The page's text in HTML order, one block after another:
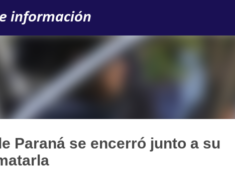
Ir al contenido principal
información
Paraná se encerró junto a su